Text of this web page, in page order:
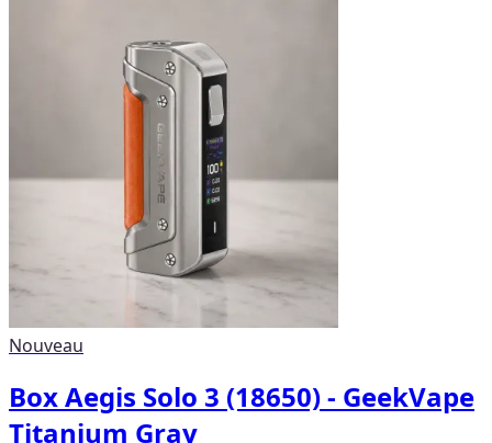
Nouveau
Box Aegis Solo 3 (18650) - GeekVape
Titanium Gray